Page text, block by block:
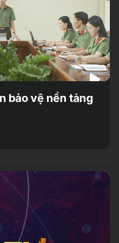
bảo vệ nền tảng